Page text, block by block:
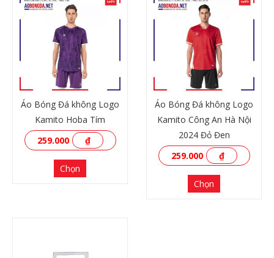
Áo Bóng Đá không Logo
Kamito Hoba Tím
259.000
₫
Chọn
Áo Bóng Đá không Logo
Kamito Công An Hà Nội
2024 Đỏ Đen
259.000
₫
Chọn